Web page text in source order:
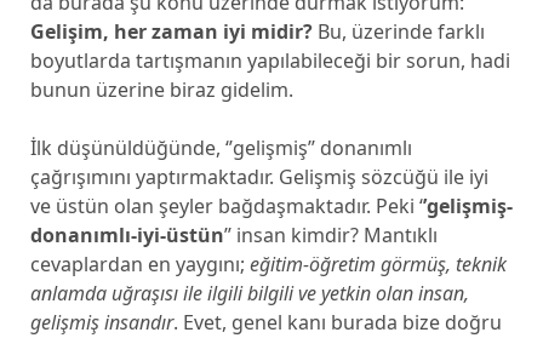
Gelişim, her zaman iyi midir?Bu, üzerinde farklı
boyutlarda tartışmanın yapılabileceği bir sorun, hadi
bunun üzerine biraz gidelim.
İlk düşünüldüğünde, ‘’gelişmiş’’ donanımlı
çağrışımını yaptırmaktadır. Gelişmiş sözcüğü ile iyi
ve üstün olan şeyler bağdaşmaktadır. Peki ‘’gelişmiş-
donanımlı-iyi-üstün’’ insan kimdir? Mantıklı
cevaplardan en yaygını; eğitim-öğretim görmüş, teknik
anlamda uğraşısı ile ilgili bilgili ve yetkin olan insan,
gelişmiş insandır. Evet, genel kanı burada bize doğru